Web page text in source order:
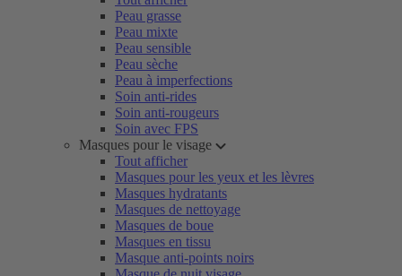
Peau grasse
Peau mixte
Peau sensible
Peau sèche
Peau à imperfections
Soin anti-rides
Soin anti-rougeurs
Soin avec FPS
Masques pour le visage
Tout afficher
Masques pour les yeux et les lèvres
Masques hydratants
Masques de nettoyage
Masques de boue
Masques en tissu
Masque anti-points noirs